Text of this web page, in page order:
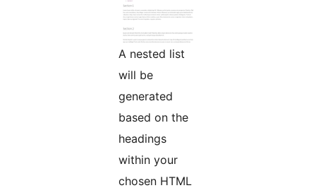
A nested list
will be
generated
based on the
headings
within your
chosen HTML